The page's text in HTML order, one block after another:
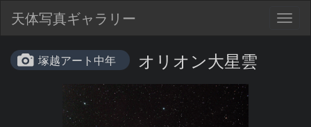
天体写真ギャラリー
塚越アート中年 オリオン大星雲